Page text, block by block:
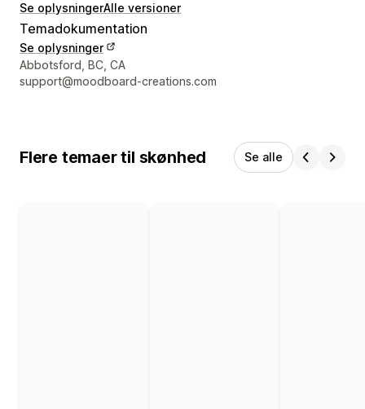
Se oplysningerAlle versioner
Temadokumentation
Se oplysninger
Se kontaktoplysninger
Abbotsford, BC, CA
support@moodboard-creations.com
Flere temaer til skønhed Se alle